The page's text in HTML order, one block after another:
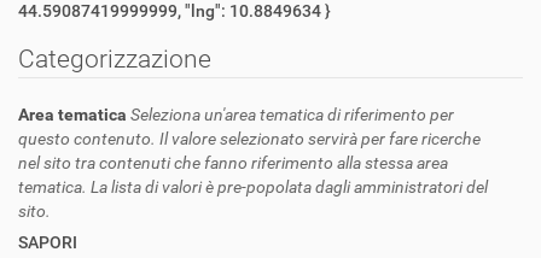
44.59087419999999, "lng": 10.8849634 }
Categorizzazione
Area tematica Seleziona un'area tematica di riferimento per
questo contenuto. Il valore selezionato servirà per fare ricerche
nel sito tra contenuti che fanno riferimento alla stessa area
tematica. La lista di valori è pre-popolata dagli amministratori del
sito.
SAPORI